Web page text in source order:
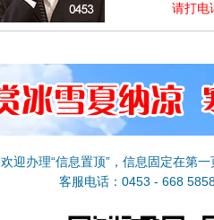
请打电
欢迎办理“信息置顶”，信息固定在第
客服电话：0453 - 668